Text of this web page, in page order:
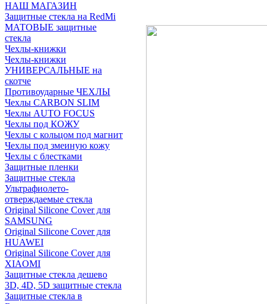
НАШ МАГАЗИН
Защитные стекла на RedMi
МАТОВЫЕ защитные
стекла
Чехлы-книжки
Чехлы-книжки
УНИВЕРСАЛЬНЫЕ на
скотче
Противоударные ЧЕХЛЫ
Чехлы CARBON SLIM
Чехлы AUTO FOCUS
Чехлы под КОЖУ
Чехлы с кольцом под магнит
Чехлы под змеиную кожу
Чехлы с блестками
Защитные пленки
Защитные стекла
Ультрафиолето-
отверждаемые стекла
Original Silicone Cover для
SAMSUNG
Original Silicone Cover для
HUAWEI
Original Silicone Cover для
XIAOMI
Защитные стекла дешево
3D, 4D, 5D защитные стекла
Защитные стекла в